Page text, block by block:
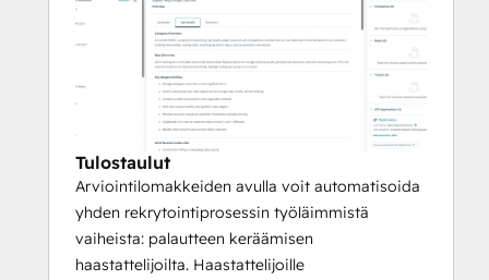
Tulostaulut
Arviointilomakkeiden avulla voit automatisoida
yhden rekrytointiprosessin työläimmistä
vaiheista: palautteen keräämisen
haastattelijoilta. Haastattelijoille